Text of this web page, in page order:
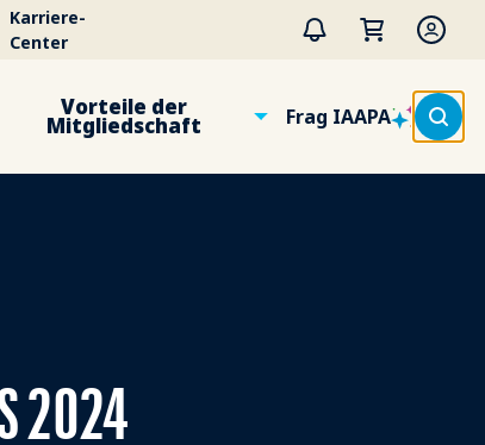
Karriere-
Center
Vorteile der
Mitgliedschaft Frag IAAPA
2024